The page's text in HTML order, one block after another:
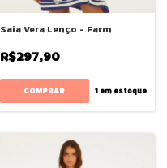
Saia Vera Lenço - Farm
R$297,90
COMPRAR 1 em estoque